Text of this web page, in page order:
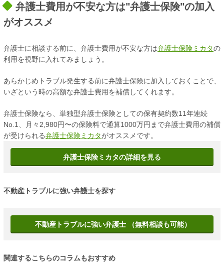
弁護士費用が不安な方は"弁護士保険"の加入
がオススメ
弁護士に相談する前に、弁護士費用が不安な方は弁護士保険ミカタの
利用を視野に入れてみましょう。
あらかじめトラブル発生する前に弁護士保険に加入しておくことで、
いざという時の高額な弁護士費用を補償してくれます。
弁護士保険なら、単独型弁護士保険としての保有契約数11年連続
No.1、月々2,980円〜の保険料で通算1000万円まで弁護士費用の補償
が受けられる弁護士保険ミカタがオススメです。
弁護士保険ミカタの詳細を見る
不動産トラブルに強い弁護士を探す
不動産トラブルに強い弁護士 （無料相談も可能）
関連するこちらのコラムもおすすめ